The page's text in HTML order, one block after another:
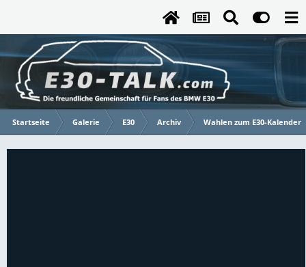
Startseite Galerie E30 Archiv Wahlen zum E30-Kalender